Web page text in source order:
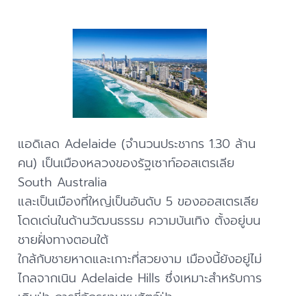
แอดิเลด Adelaide (จำนวนประชากร 1.30 ล้าน
คน) เป็นเมืองหลวงของรัฐเซาท์ออสเตรเลีย
South Australia
และเป็นเมืองที่ใหญ่เป็นอันดับ 5 ของออสเตรเลีย
โดดเด่นในด้านวัฒนธรรม ความบันเทิง ตั้งอยู่บน
ชายฝั่งทางตอนใต้
ใกล้กับชายหาดและเกาะที่สวยงาม เมืองนี้ยังอยู่ไม่
ไกลจากเนิน Adelaide Hills ซึ่งเหมาะสำหรับการ